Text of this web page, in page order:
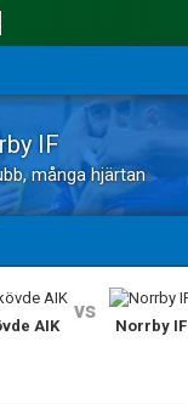
IF
många hjärtan
AIK
vs
Norrby IF